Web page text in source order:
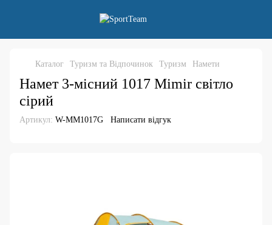
Каталог Туризм та Відпочинок Туризм Намети
Намет 3-місний 1017 Mimir світло
сірий
Артикул: W-MM1017G Написати відгук